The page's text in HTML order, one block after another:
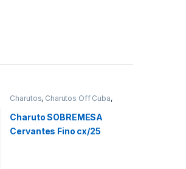
Charutos, Charutos Off Cuba,
Charuto SOBREMESA
Cervantes Fino cx/25